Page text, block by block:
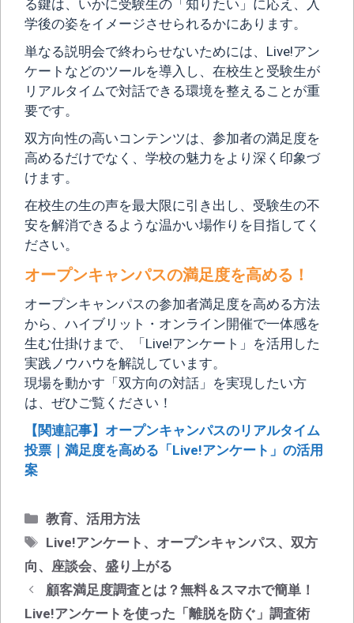
る鍵は、いかに受験生の「知りたい」に応え、入
学後の姿をイメージさせられるかにあります。
単なる説明会で終わらせないためには、Live!アン
ケートなどのツールを導入し、在校生と受験生が
リアルタイムで対話できる環境を整えることが重
要です。
双方向性の高いコンテンツは、参加者の満足度を
高めるだけでなく、学校の魅力をより深く印象づ
けます。
在校生の生の声を最大限に引き出し、受験生の不
安を解消できるような温かい場作りを目指してく
ださい。
オープンキャンパスの満足度を高める！
オープンキャンパスの参加者満足度を高める方法
から、ハイブリット・オンライン開催で一体感を
生む仕掛けまで、「Live!アンケート」を活用した
実践ノウハウを解説しています。
現場を動かす「双方向の対話」を実現したい方
は、ぜひご覧ください！
【関連記事】オープンキャンパスのリアルタイム
投票｜満足度を高める「Live!アンケート」の活用
案
カ
テ
ゴ
リ
ー
教育、活用方法
タ
グ
Live!アンケート 、 オープンキャンパス、双方
向、 座談会、 盛り上がる
投
稿
顧客満足度調査とは？無料＆スマホで簡単！
Live!アンケートを使った「離脱を防ぐ」調査術